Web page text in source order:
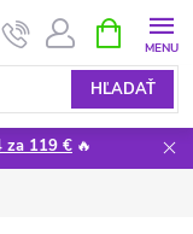
HĽADAŤ
KOŠÍK
za 119 € 🔥